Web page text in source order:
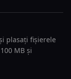
plasați fișierele
MB și